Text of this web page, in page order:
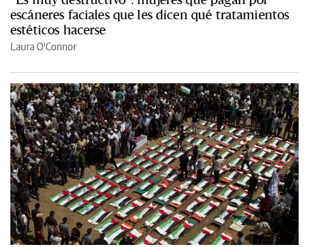
escáneres faciales que les dicen qué tratamientos
estéticos hacerse
Laura O'Connor